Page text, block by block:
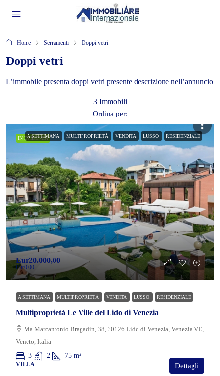
Home Serramenti Doppi vetri
Doppi vetri
L’immobile presenta doppi vetri presente descrizione nell’annuncio
3 Immobili
Ordina per:
IN EVIDENZA
A SETTIMANA MULTIPROPRIETÀ VENDITA LUSSO RESIDENZIALE
Eur20.000,00
Eur0,00
A SETTIMANA MULTIPROPRIETÀ VENDITA LUSSO RESIDENZIALE
Multiproprietà Le Ville del Lido di Venezia
Via Marcantonio Bragadin, 38, 30126 Lido di Venezia, Venezia VE,
Veneto, Italia
3
2 75 m²
VILLA Dettagli